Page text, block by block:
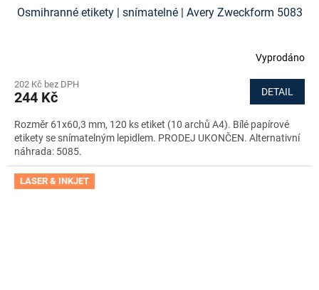
Osmihranné etikety | snímatelné | Avery Zweckform 5083
Vyprodáno
202 Kč bez DPH
244 Kč DETAIL
Rozměr 61x60,3 mm, 120 ks etiket (10 archů A4). Bílé papírové
etikety se snímatelným lepidlem. PRODEJ UKONČEN. Alternativní
náhrada: 5085.
LASER & INKJET